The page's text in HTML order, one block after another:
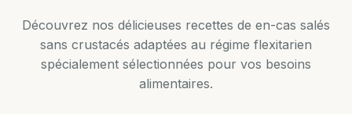
Découvrez nos délicieuses recettes de en-cas salés
sans crustacés adaptées au régime flexitarien
spécialement sélectionnées pour vos besoins
alimentaires.